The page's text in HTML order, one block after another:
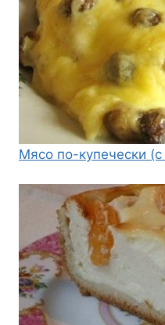
Мясо по-купечески